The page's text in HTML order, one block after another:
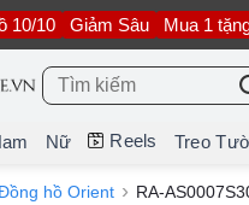
10/10 Giảm Sâu Mua 1
Tìm
kiếm:
Nữ Reels Treo
hồ Orient RA-